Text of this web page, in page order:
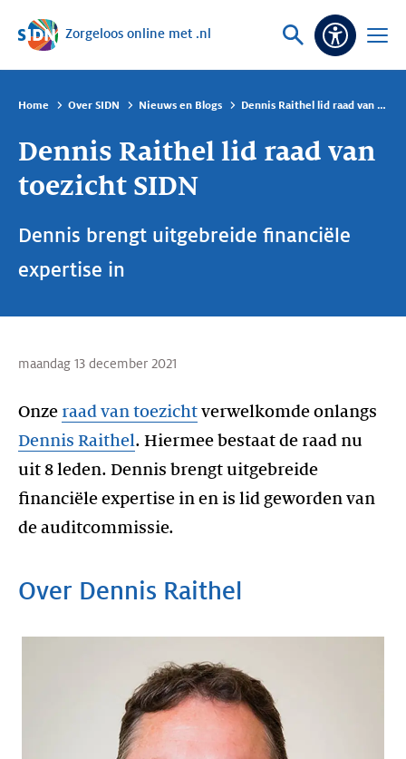
Sla navigatie over
Zorgeloos online met .nl
Vraag
Open
Home Over SIDN Nieuws en Blogs Dennis Raithel lid raad van toezicht SIDN
Dennis Raithel lid raad van
toezicht SIDN
Dennis brengt uitgebreide financiële
expertise in
maandag 13 december 2021
Onze raad van toezicht verwelkomde onlangs
Dennis Raithel. Hiermee bestaat de raad nu
uit 8 leden. Dennis brengt uitgebreide
financiële expertise in en is lid geworden van
de auditcommissie.
Over Dennis Raithel